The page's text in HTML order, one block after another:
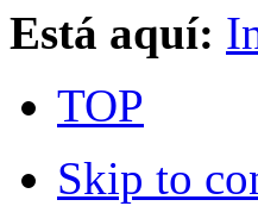
Está aquí:
TOP
Skip to